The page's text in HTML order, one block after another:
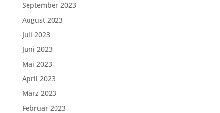
September 2023
August 2023
Juli 2023
Juni 2023
Mai 2023
April 2023
März 2023
Februar 2023